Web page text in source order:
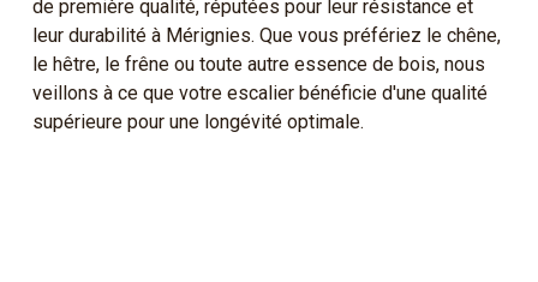
de première qualité, réputées pour leur résistance et
leur durabilité à Mérignies. Que vous préfériez le chêne,
le hêtre, le frêne ou toute autre essence de bois, nous
veillons à ce que votre escalier bénéficie d'une qualité
supérieure pour une longévité optimale.